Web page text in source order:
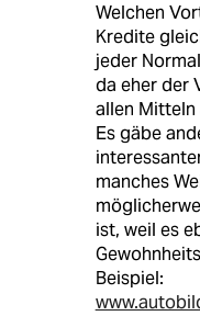
Welchen
Kredite
jeder
da eher der
allen Mitteln
Es gäbe
manches
ist, weil es
Beispiel: